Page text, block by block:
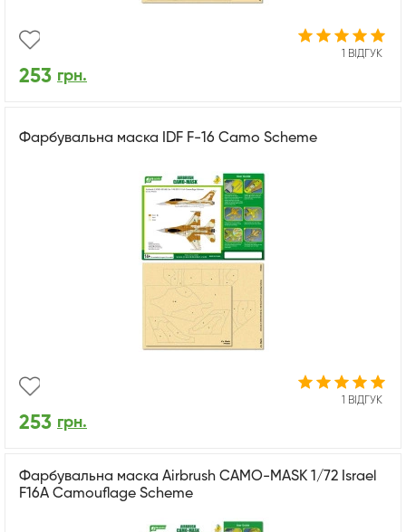
1 ВІДГУК
253 грн.
Фарбувальна маска IDF F-16 Camo Scheme
1 ВІДГУК
253 грн.
Фарбувальна маска Airbrush CAMO-MASK 1/72 Israel
F16A Camouflage Scheme